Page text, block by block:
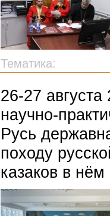
Тематика:
26-27
научно-
Русь
походу
казаков в нём